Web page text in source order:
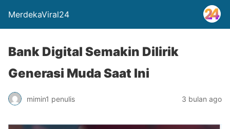
MerdekaViral24
Bank Digital Semakin Dilirik
Generasi Muda Saat Ini
mimin1 penulis 3 bulan ago